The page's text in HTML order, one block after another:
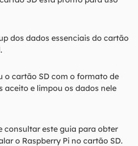
dos dados essenciais do cartão
o cartão SD com o formato de
aceito e limpou os dados nele
consultar este guia para obter
o Raspberry Pi no cartão SD.